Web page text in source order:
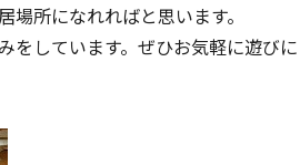
場所になれればと思います。
をしています。ぜひお気軽に遊びに